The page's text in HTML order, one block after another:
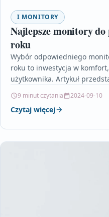
I MONITORY
Najlepsze monitory
roku
Wybór odpowiedniego
roku to inwestycja w
użytkownika. Artykuł
9 minut czytania 2024-09-10
Czytaj więcej